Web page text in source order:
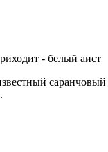
- белый аист